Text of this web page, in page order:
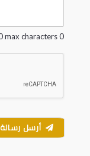
*
0 of 400 max characters.
أرسل رسالة